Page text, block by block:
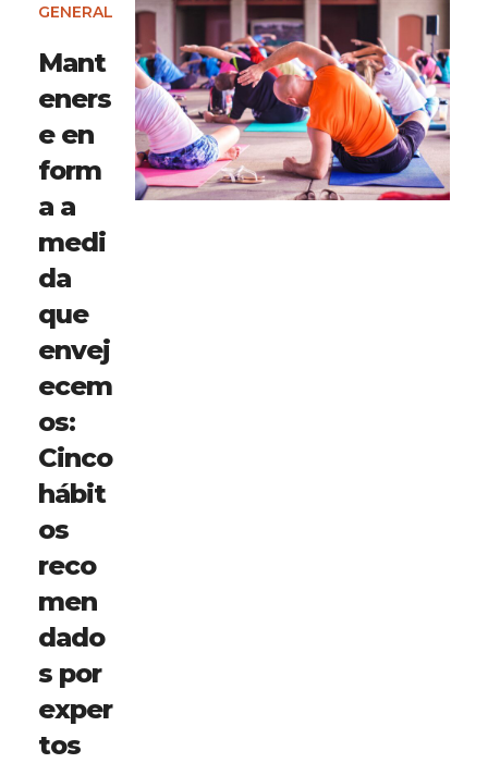
GENERAL
Mant
eners
e en
form
a a
medi
da
que
envej
ecem
os:
Cinco
hábit
os
reco
men
dado
s por
exper
tos